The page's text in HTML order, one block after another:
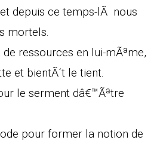
depuis ce temps-lÃ nous
mortels.
ressources en lui-mÃªme,
et bientÃ´t le tient.
le serment dâ€™Ãªtre
pour former la notion de